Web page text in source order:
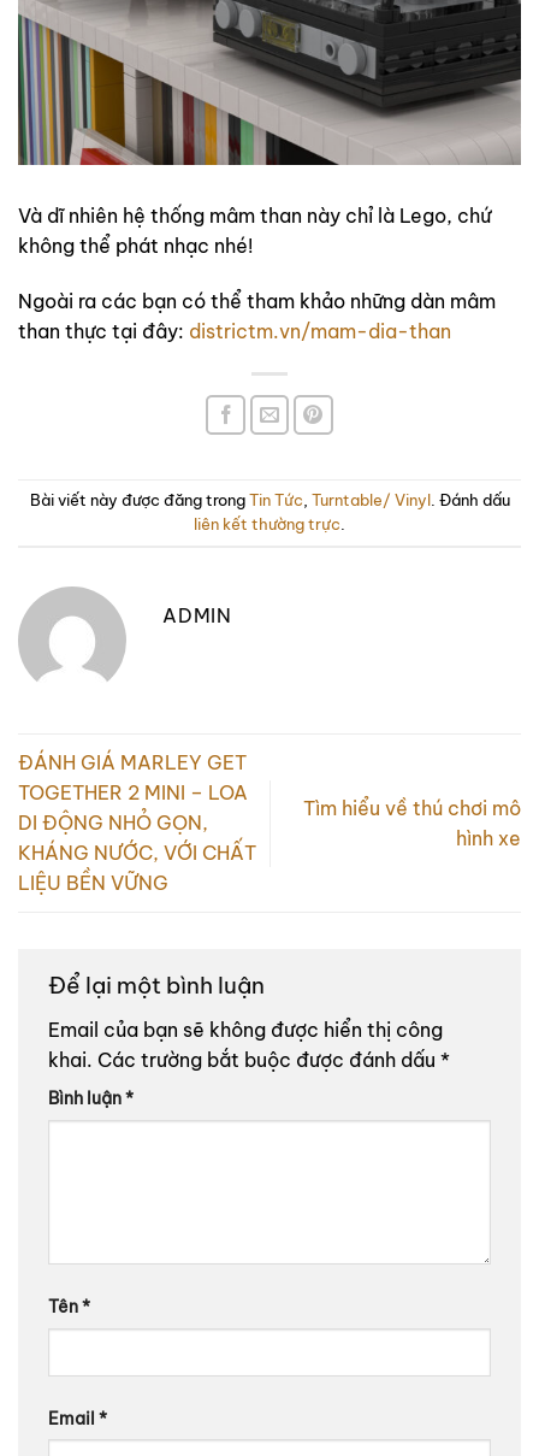
Và dĩ nhiên hệ thống mâm than này chỉ là Lego, chứ
không thể phát nhạc nhé!
Ngoài ra các bạn có thể tham khảo những dàn mâm
than thực tại đây: districtm.vn/mam-dia-than
Bài viết này được đăng trongTin Tức, Turntable/ Vinyl. Đánh dấu
liên kết thường trực.
ADMIN
ĐÁNH GIÁ MARLEY GET
TOGETHER 2 MINI – LOA
DI ĐỘNG NHỎ GỌN,
KHÁNG NƯỚC, VỚI CHẤT
LIỆU BỀN VỮNG
Tìm hiểu về thú chơi mô
hình xe
Để lại một bình luận
Email của bạn sẽ không được hiển thị công
khai. Các trường bắt buộc được đánh dấu *
Bình luận*
Tên*
Email *